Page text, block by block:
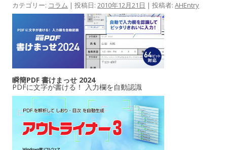
カテゴリー: コラム | 投稿日: 2010年12月21日 | 投稿者: AHEntry
瞬簡PDF 書けまっせ 2024
PDFに文字が書ける！ 入力欄を自動認識